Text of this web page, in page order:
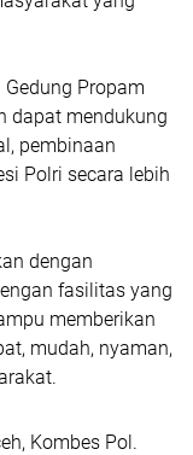
Propam
dapat mendukung
pembinaan
Polri secara lebih
dengan
fasilitas yang
memberikan
mudah, nyaman,
Kombes Pol.